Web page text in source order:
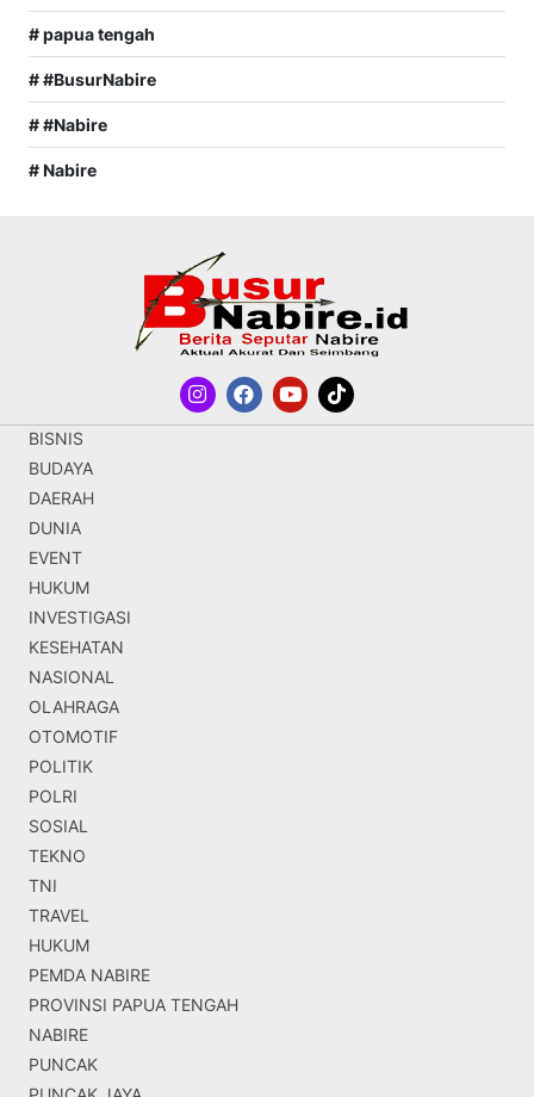
# papua tengah
# #BusurNabire
# #Nabire
# Nabire
BISNIS
BUDAYA
DAERAH
DUNIA
EVENT
HUKUM
INVESTIGASI
KESEHATAN
NASIONAL
OLAHRAGA
OTOMOTIF
POLITIK
POLRI
SOSIAL
TEKNO
TNI
TRAVEL
HUKUM
PEMDA NABIRE
PROVINSI PAPUA TENGAH
NABIRE
PUNCAK